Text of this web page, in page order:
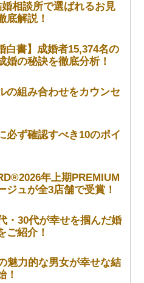
相談所で選ばれるお見
底解説！
白書】成婚者15,374名の
婚の秘訣を徹底分析！
の組み合わせをカウンセ
必ず確認すべき10のポイ
年上期PREMIUM
ジュが全3店舗で受賞！
30代が幸せを掴んだ婚
ご紹介！
力的な男女が幸せな結
！